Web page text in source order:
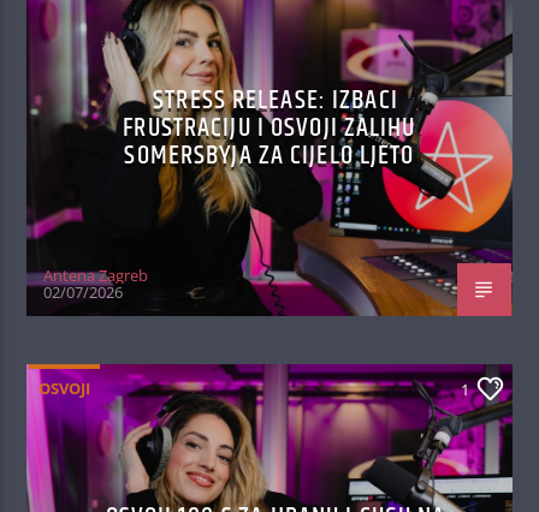
STRESS RELEASE: IZBACI
FRUSTRACIJU I OSVOJI ZALIHU
SOMERSBYJA ZA CIJELO LJETO
Antena Zagreb
02/07/2026
OSVOJI 1